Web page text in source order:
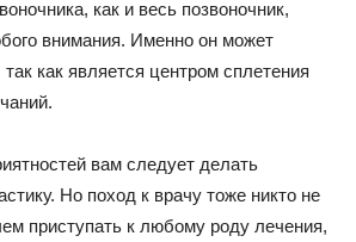
как и весь позвоночник,
внимания. Именно он может
как является центром сплетения
вам следует делать
Но поход к врачу тоже никто не
приступать к любому роду лечения,